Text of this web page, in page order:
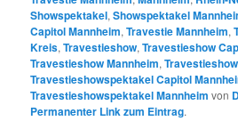
Showspektakel,Showspektakel
Capitol Mannheim,Travestie Mannheim,
Kreis,Travestieshow,Travestieshow
Travestieshow Mannheim,
Travestieshowspektakel Capitol
Travestieshowspektakel Mannheim von
Permanenter Link zum Eintrag.